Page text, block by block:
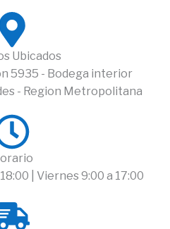
Ubicados
5935 - Bodega interior
- Region Metropolitana
| Viernes 9:00 a 17:00